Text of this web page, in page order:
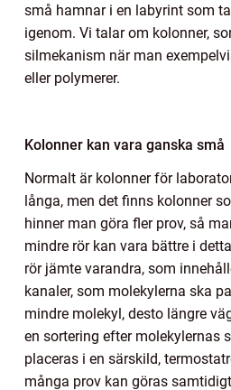
små hamnar i en labyrint som
igenom. Vi talar om kolonner,
silmekanism när man
eller polymerer.
Kolonner kan vara ganska små
Normalt är kolonner för
långa, men det finns kolonner
hinner man göra fler prov, så
mindre rör kan vara bättre i
rör jämte varandra, som
kanaler, som molekylerna ska
mindre molekyl, desto längre
en sortering efter molekylernas
placeras i en särskild,
många prov kan göras